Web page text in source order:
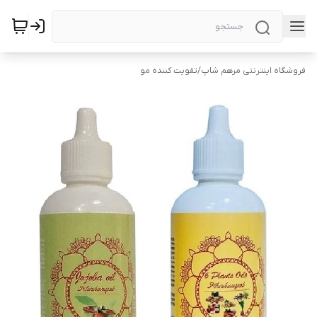
فروشگاه اینترنتی مرهم شاپ/تقویت کننده مو